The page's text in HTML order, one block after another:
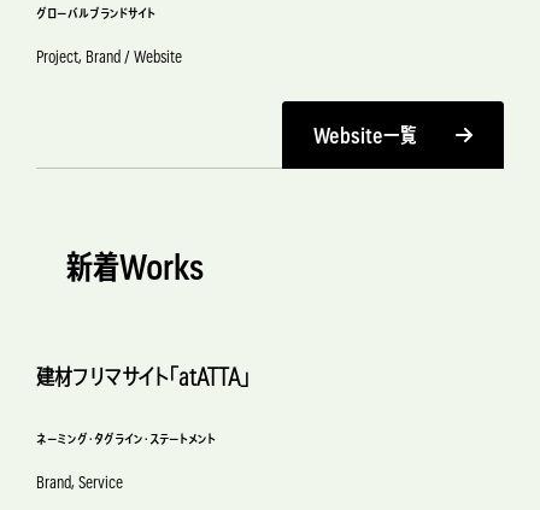
グローバルブランドサイト
Project, Brand / Website
Website一覧
新着Works
建材フリマサイト「atATTA」
ネーミング・タグライン・ステートメント
Brand, Service